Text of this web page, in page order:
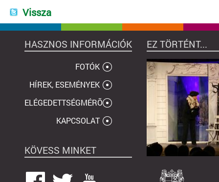
Vissza
HASZNOS INFORMÁCIÓK EZ TÖRTÉNT...
FOTÓK
HÍREK, ESEMÉNYEK
ELÉGEDETTSÉGMÉRÕ
KAPCSOLAT
KÖVESS MINKET